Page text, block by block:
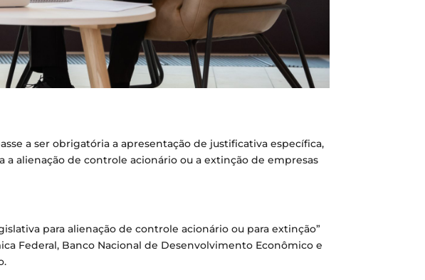
a ser obrigatória a apresentação de justificativa específica,
a alienação de controle acionário ou a extinção de empresas
para alienação de controle acionário ou para extinção”
Federal, Banco Nacional de Desenvolvimento Econômico e